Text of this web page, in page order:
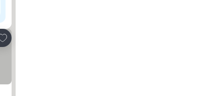
a favoritos